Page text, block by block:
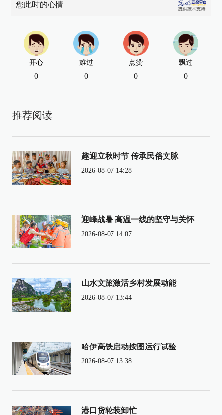
您此时的心情
开心
0
难过
0
点赞
0
飘过
0
推荐阅读
趣迎立秋时节 传承民俗文脉
2026-08-07 14:28
迎峰战暑 高温一线的坚守与关怀
2026-08-07 14:07
山水文旅激活乡村发展动能
2026-08-07 13:44
哈伊高铁启动按图运行试验
2026-08-07 13:38
港口货轮装卸忙